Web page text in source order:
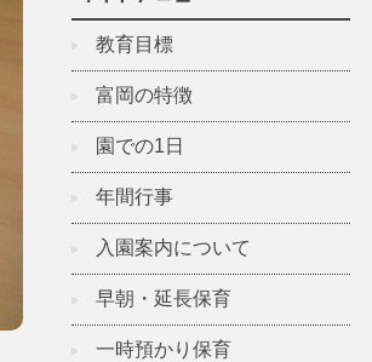
教育目標
富岡の特徴
園での1日
年間行事
入園案内について
早朝・延長保育
一時預かり保育